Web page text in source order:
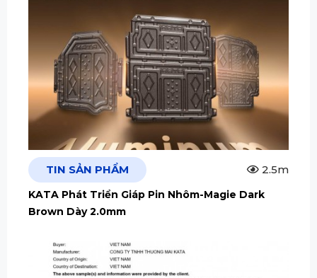
TIN SẢN PHẨM 2.5m
KATA Phát Triển Giáp Pin Nhôm-Magie Dark
Brown Dày 2.0mm